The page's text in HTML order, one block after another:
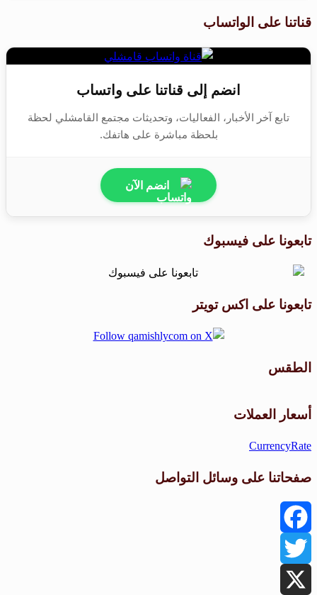
قناتنا على الواتساب
انضم إلى قناتنا على واتساب
تابع آخر الأخبار، الفعاليات، وتحديثات مجتمع القامشلي لحظة
بلحظة مباشرة على هاتفك.
انضم الآن
تابعونا على فيسبوك
تابعونا على اكس تويتر
الطقس
أسعار العملات
CurrencyRate
صفحاتنا على وسائل التواصل
Facebook
Twitter